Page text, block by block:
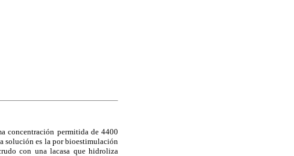
concentración permitida de 4400
solución es la por bioestimulación
con una lacasa que hidroliza